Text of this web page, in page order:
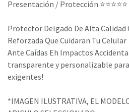
Presentación / Protección ​⭐⭐⭐⭐⭐
Protector Delgado De Alta Calidad
Reforzada Que Cuidaran Tu Celular
Ante Caídas Eh Impactos
transparente y personalizable
exigentes!
*IMAGEN ILUSTRATIVA, EL